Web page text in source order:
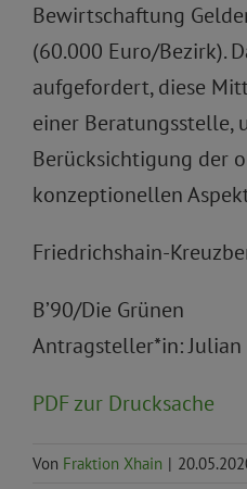
Bewirtschaftung
(60.000 Euro/Bezirk).
aufgefordert, diese
einer Beratungsstelle,
Berücksichtigung der
konzeptionellen
Friedrichshain-
B’90/Die Grünen
Antragsteller*in: Julian
PDF zur Drucksache
Von Fraktion Xhain |